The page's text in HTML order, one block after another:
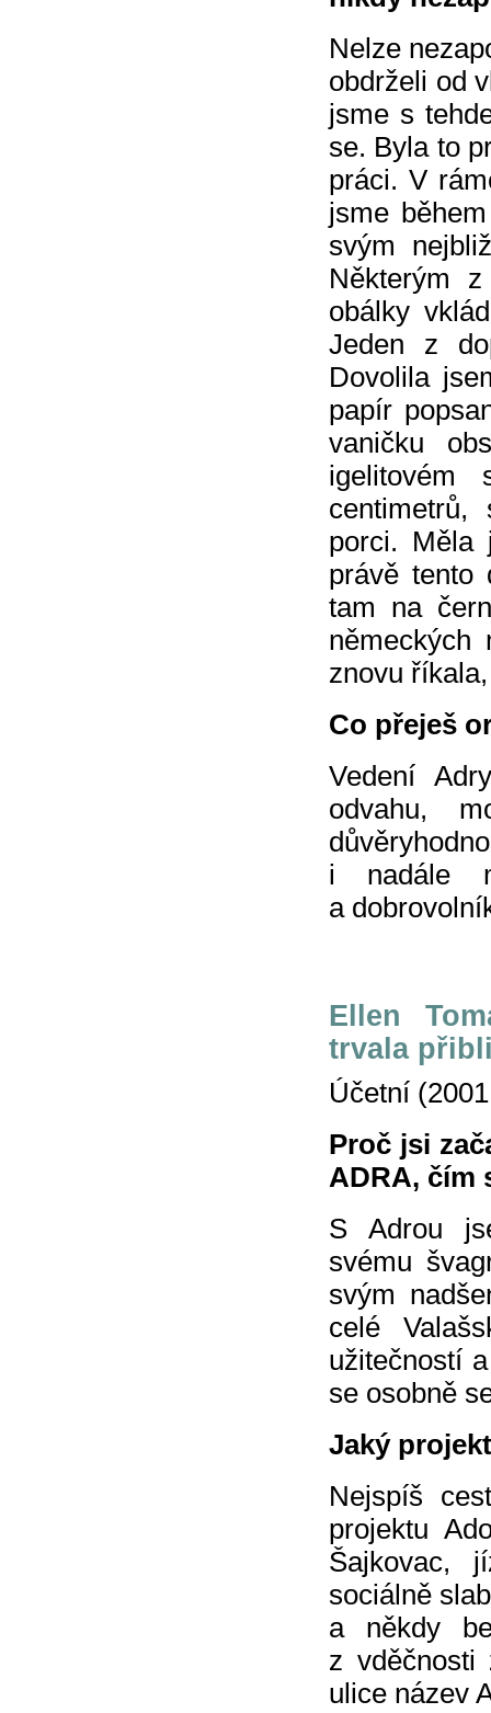
Nelze
obdrželi od
jsme s
se. Byla to
práci. V
jsme
svým
Některým
obálky
Jeden z
Dovolila
papír
vaničku
igelitovém
centimetrů,
porci.
právě tento
tam na
znovu
Co přeješ
Vedení
odvahu,
i nadále
a
Ellen
trvala
Účetní
Proč jsi
ADRA, čím
S Adrou
svému
svým
celé
užitečností
se osobně
Jaký
Nejspíš
projektu
Šajkovac,
sociálně
a někdy
z vděčnosti
ulice název